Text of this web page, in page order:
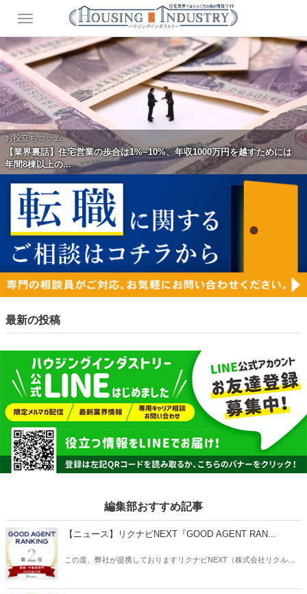
お役立ちコラム
【業界裏話】住宅営業の歩合は1%~10%、年収1000万円を越すためには
年間8棟以上の...
最新の投稿
編集部おすすめ記事
【ニュース】リクナビNEXT『GOOD AGENT RAN...
この度、弊社が提携しておりますリクナビNEXT（株式会社リクルー